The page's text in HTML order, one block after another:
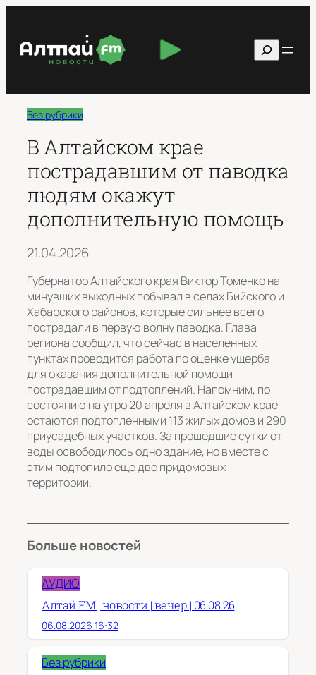
содержимому
Поиск
Без рубрики
В Алтайском крае
пострадавшим от паводка
людям окажут
дополнительную помощь
21.04.2026
Губернатор Алтайского края Виктор Томенко на
минувших выходных побывал в селах Бийского и
Хабарского районов, которые сильнее всего
пострадали в первую волну паводка. Глава
региона сообщил, что сейчас в населенных
пунктах проводится работа по оценке ущерба
для оказания дополнительной помощи
пострадавшим от подтоплений. Напомним, по
состоянию на утро 20 апреля в Алтайском крае
остаются подтопленными 113 жилых домов и 290
приусадебных участков. За прошедшие сутки от
воды освободилось одно здание, но вместе с
этим подтопило еще две придомовых
территории.
Больше новостей
АУДИО
Алтай FM | новости | вечер | 06.08.26
06.08.2026 16:32
Без рубрики